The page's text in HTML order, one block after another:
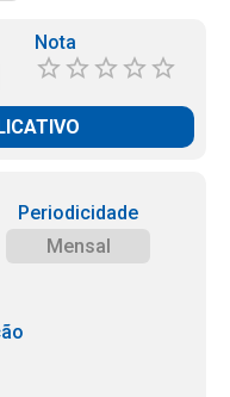
Nota
Periodicidade
Mensal